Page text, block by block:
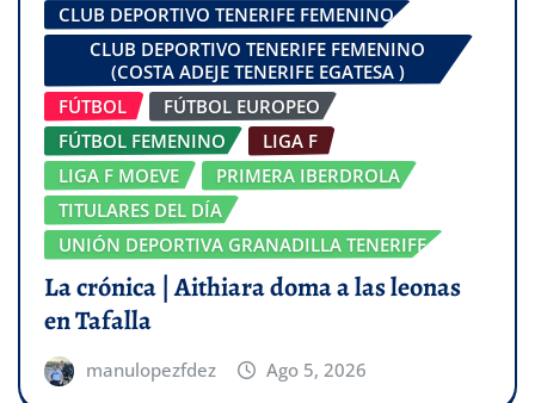
CLUB DEPORTIVO TENERIFE FEMENINO
CLUB DEPORTIVO TENERIFE FEMENINO
(COSTA ADEJE TENERIFE EGATESA )
FÚTBOL
FÚTBOL EUROPEO
FÚTBOL FEMENINO
LIGA F
LIGA F MOEVE
PRIMERA IBERDROLA
TITULARES DEL DÍA
UNIÓN DEPORTIVA GRANADILLA TENERIFE
La crónica | Aithiara doma a las leonas
en Tafalla
manulopezfdez Ago 5, 2026